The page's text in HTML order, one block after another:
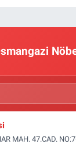
MAH. 47.CAD.